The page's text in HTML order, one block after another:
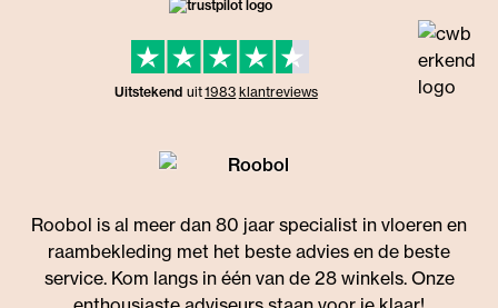
Roobol is al meer dan 80 jaar specialist in vloeren en
raambekleding met het beste advies en de beste
service. Kom langs in één van de 28 winkels. Onze
Uitstekend uit1983 klantreviews